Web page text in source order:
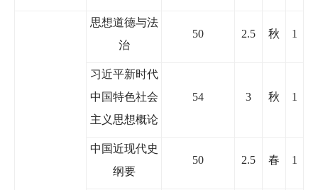
思想道德与法
治
50 2.5 秋 1
习近平新时代
中国特色社会
主义思想概论
54 3 秋 1
中国近现代史
纲要
50 2.5 春 1